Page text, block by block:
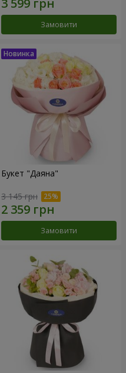
Замовити
Букет "Даяна"
3 145 грн
Замовити